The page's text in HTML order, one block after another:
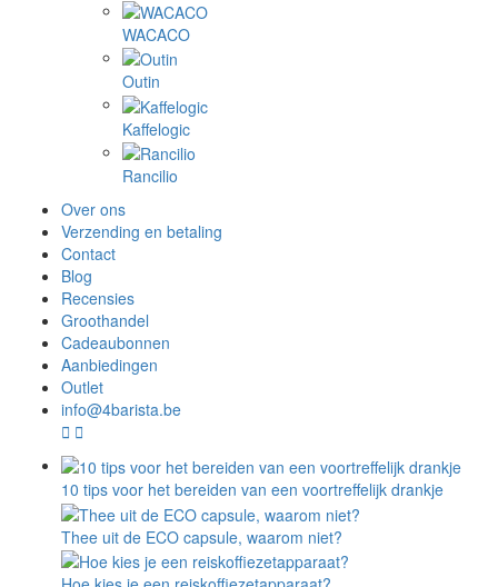
WACACO
Outin
Kaffelogic
Rancilio
Over ons
Verzending en betaling
Contact
Blog
Recensies
Groothandel
Cadeaubonnen
Aanbiedingen
Outlet
info@4barista.be
10 tips voor het bereiden van een voortreffelijk drankje
Thee uit de ECO capsule, waarom niet?